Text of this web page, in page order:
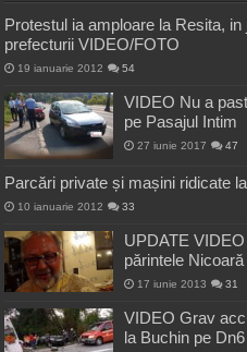
Protestul ia amploare la Resita,
prefecturii VIDEO/FOTO
19 ianuarie 2012 54
VIDEO Nu a
pe Pasajul Intim
27 iunie 2017 47
Parcări private și mașini ridicate
10 ianuarie 2012 33
UPDATE
părintele
17 iunie 2013 31
VIDEO Grav
la Buchin pe Dn6